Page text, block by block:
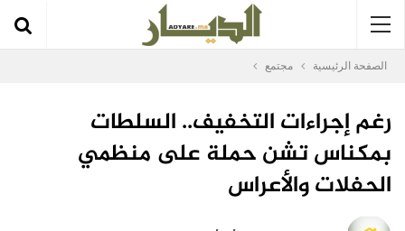
الصفحة الرئيسية مجتمع
رغم إجراءات التخفيف.. السلطات
بمكناس تشن حملة على منظمي
الحفلات والأعراس